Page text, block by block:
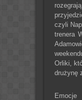
czyli
trenera
Orliki,
drużynę